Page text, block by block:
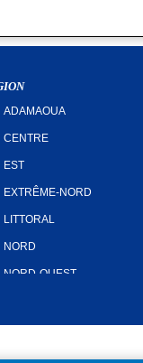
ADAMAOUA
CENTRE
EST
EXTRÊME-NORD
LITTORAL
NORD
NORD-OUEST
SUD-OUEST